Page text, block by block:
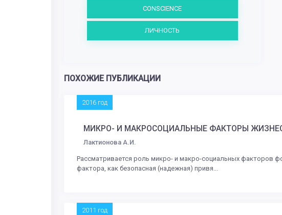
CONSCIENCE
ЛИЧНОСТЬ
ПОХОЖИЕ ПУБЛИКАЦИИ
2016 год
МИКРО- И МАКРОСОЦИАЛЬНЫЕ ФАКТОРЫ
Лактионова А.И.
Рассматривается роль микро- и макро-социальных факторов
фактора, как безопасная (надежная) привя...
2011 год